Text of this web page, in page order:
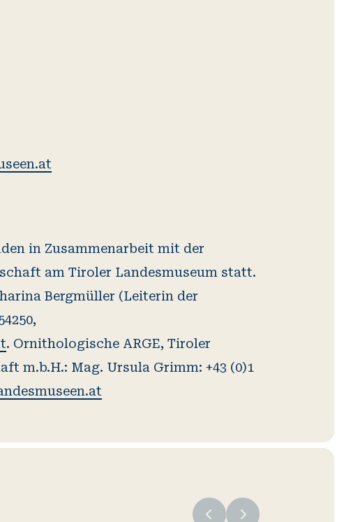
in Zusammenarbeit mit der
am Tiroler Landesmuseum statt.
Bergmüller (Leiterin der
. Ornithologische ARGE, Tiroler
m.b.H.: Mag. Ursula Grimm: +43 (0)1